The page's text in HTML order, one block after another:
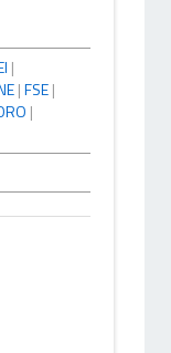
|
|FSE|
|